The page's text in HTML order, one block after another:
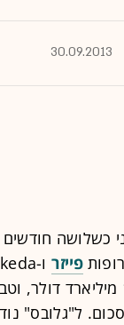
30.09.2013
כשלושה חודשים
פייזר
ל"גלובס"